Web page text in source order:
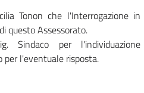
Tonon che l'Interrogazione in
questo Assessorato.
per l'individuazione
per l'eventuale risposta.